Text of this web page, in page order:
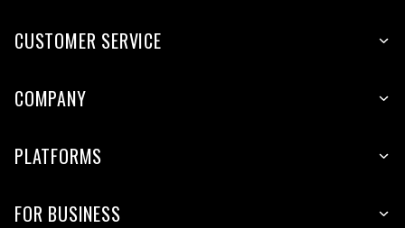
CUSTOMER SERVICE
COMPANY
PLATFORMS
FOR BUSINESS